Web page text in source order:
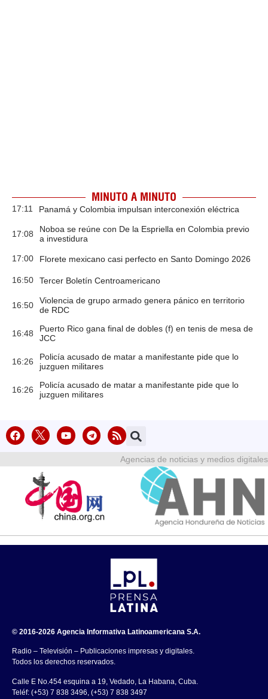
MINUTO A MINUTO
17:11 Panamá y Colombia impulsan interconexión eléctrica
17:08
Noboa se reúne con De la Espriella en Colombia previo
a investidura
17:00 Florete mexicano casi perfecto en Santo Domingo 2026
16:50 Tercer Boletín Centroamericano
16:50
Violencia de grupo armado genera pánico en territorio
de RDC
16:48
Puerto Rico gana final de dobles (f) en tenis de mesa de
JCC
16:26
Policía acusado de matar a manifestante pide que lo
juzguen militares
16:26
Policía acusado de matar a manifestante pide que lo
juzguen militares
Agencias de noticias y medios digitales
© 2016-2026 Agencia Informativa Latinoamericana S.A.
Radio – Televisión – Publicaciones impresas y digitales.
Todos los derechos reservados.
Calle E No.454 esquina a 19, Vedado, La Habana, Cuba.
Teléf: (+53) 7 838 3496, (+53) 7 838 3497